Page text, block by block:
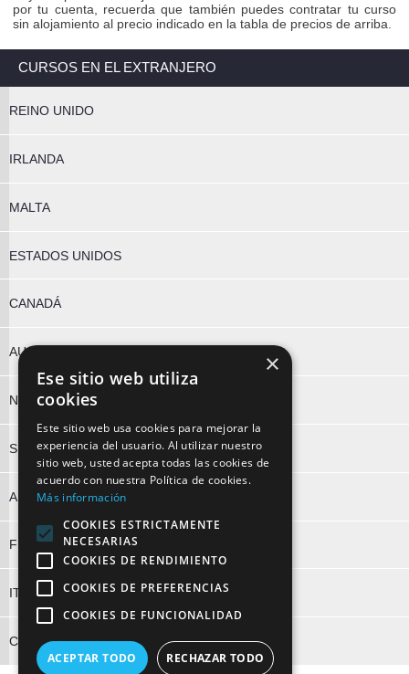
por tu cuenta, recuerda que también puedes contratar tu curso
sin alojamiento al precio indicado en la tabla de precios de arriba.
CURSOS EN EL EXTRANJERO
REINO UNIDO
IRLANDA
MALTA
ESTADOS UNIDOS
CANADÁ
AUSTRALIA
NUEVA ZELANDA
SUDÁFRICA
ALEMANIA
FRANCIA
ITALIA
CHINA
×
Ese sitio web utiliza
cookies
Este sitio web usa cookies para mejorar la
experiencia del usuario. Al utilizar nuestro
sitio web, usted acepta todas las cookies de
acuerdo con nuestra Política de cookies.
Más información
COOKIES ESTRICTAMENTE
NECESARIAS
COOKIES DE RENDIMIENTO
COOKIES DE PREFERENCIAS
COOKIES DE FUNCIONALIDAD
ACEPTAR TODO RECHAZAR TODO